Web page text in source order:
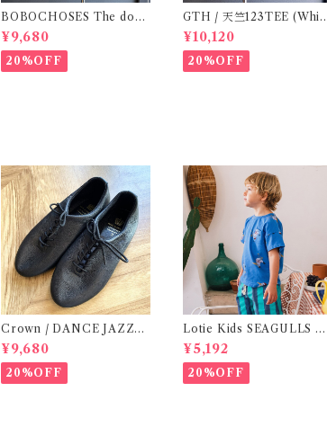
BOBOCHOSES The dog
day of summer unisex T-
shirt / S.M
¥9,680
20%OFF
GTH / 天竺123TEE (Whit
e) / Size 1
¥10,120
20%OFF
Crown / DANCE JAZZ
(3:22cm / 6:24-24,5 ) Bla
ck
¥9,680
20%OFF
Lotie Kids SEAGULLS Te
e (12m- 8Y)
¥5,192
20%OFF